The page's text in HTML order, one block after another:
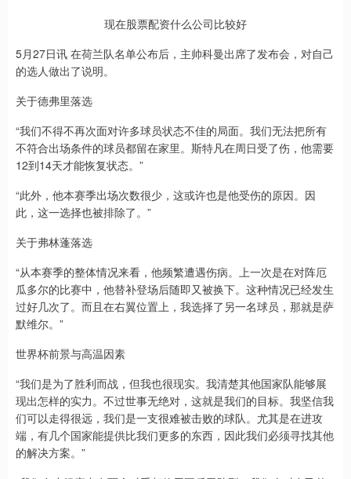
现在股票配资什么公司比较好
5月27日讯 在荷兰队名单公布后，主帅科曼出席了发布会，对自己
的选人做出了说明。
关于德弗里落选
“我们不得不再次面对许多球员状态不佳的局面。我们无法把所有
不符合出场条件的球员都留在家里。斯特凡在周日受了伤，他需要
12到14天才能恢复状态。”
“此外，他本赛季出场次数很少，这或许也是他受伤的原因。因
此，这一选择也被排除了。”
关于弗林蓬落选
“从本赛季的整体情况来看，他频繁遭遇伤病。上一次是在对阵厄
瓜多尔的比赛中，他替补登场后随即又被换下。这种情况已经发生
过好几次了。而且在右翼位置上，我选择了另一名球员，那就是萨
默维尔。”
世界杯前景与高温因素
“我们是为了胜利而战，但我也很现实。我清楚其他国家队能够展
现出怎样的实力。不过世事无绝对，这就是我们的目标。我坚信我
们可以走得很远，我们是一支很难被击败的球队。尤其是在进攻
端，有几个国家能提供比我们更多的东西，因此我们必须寻找其他
的解决方案。”